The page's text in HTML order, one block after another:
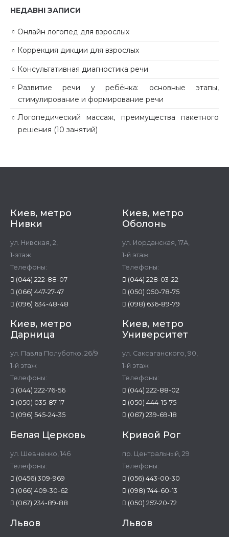
НЕДАВНІ ЗАПИСИ
Онлайн логопед для взрослых
Коррекция дикции для взрослых
Консультативная диагностика речи
Развитие речи у ребёнка: основные этапы,
стимулирование и формирование речи
Логопедический массаж, преимущества пакетного
решения (10 занятий)
Киев, метро
Нивки
ул. Нивская, 2,
1-этаж
Телефоны:
(044) 222-88-07
(066) 447-27-47
(096) 634-48-48
Киев, метро
Оболонь
ул. Иорданская, 17А,
1-й этаж
Телефоны:
(044) 228-03-22
(050) 050-78-75
(098) 636-89-79
Киев, метро
Дарница
ул. Павла Полуботко, 26/9
1-й этаж
Телефоны:
(044) 222-76-56
(050) 035-87-17
(096) 545-24-35
Киев, метро
Университет
ул. Саксаганского, 90,
1-й этаж
Телефоны:
(044) 222-88-02
(050) 444-15-75
(067) 239-69-18
Белая Церковь
ул. Шевченко, 146
Телефоны:
(0456) 309-969
(066) 409-30-62
(067) 234-89-88
Кривой Рог
пр. Центральный, 29
Телефоны:
(056) 443-00-30
(098) 744-60-13
(050) 257-20-72
Львов Львов